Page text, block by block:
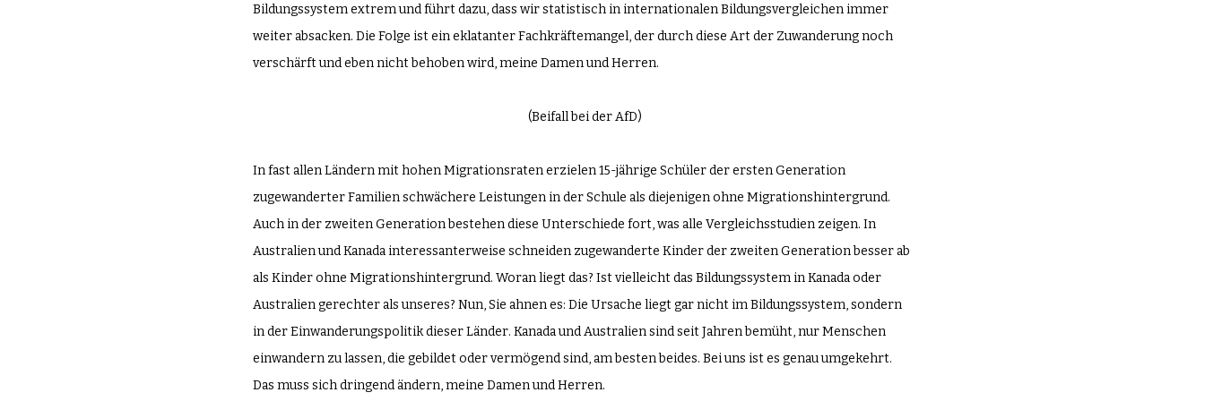
Bildungssystem extrem und führt dazu, dass wir statistisch in internationalen Bildungsvergleichen immer
weiter absacken. Die Folge ist ein eklatanter Fachkräftemangel, der durch diese Art der Zuwanderung noch
verschärft und eben nicht behoben wird, meine Damen und Herren.
(Beifall bei der AfD)
In fast allen Ländern mit hohen Migrationsraten erzielen 15-jährige Schüler der ersten Generation
zugewanderter Familien schwächere Leistungen in der Schule als diejenigen ohne Migrationshintergrund.
Auch in der zweiten Generation bestehen diese Unterschiede fort, was alle Vergleichsstudien zeigen. In
Australien und Kanada interessanterweise schneiden zugewanderte Kinder der zweiten Generation besser ab
als Kinder ohne Migrationshintergrund. Woran liegt das? Ist vielleicht das Bildungssystem in Kanada oder
Australien gerechter als unseres? Nun, Sie ahnen es: Die Ursache liegt gar nicht im Bildungssystem, sondern
in der Einwanderungspolitik dieser Länder. Kanada und Australien sind seit Jahren bemüht, nur Menschen
einwandern zu lassen, die gebildet oder vermögend sind, am besten beides. Bei uns ist es genau umgekehrt.
Das muss sich dringend ändern, meine Damen und Herren.